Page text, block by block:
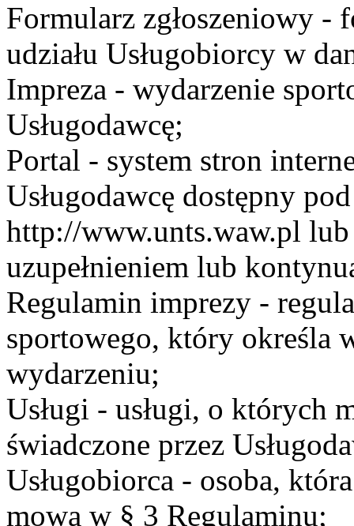
Formularz zgłoszeniowy -
udziału Usługobiorcy w
Impreza - wydarzenie
Usługodawcę;
Portal - system stron
Usługodawcę dostępny
http://www.unts.waw.pl lub
uzupełnieniem lub
Regulamin imprezy -
sportowego, który określa
wydarzeniu;
Usługi - usługi, o których
świadczone przez
Usługobiorca - osoba,
mowa w § 3 Regulaminu;